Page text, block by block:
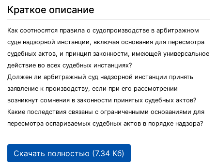
Краткое описание
Как соотносятся правила о судопроизводстве в арбитражном
суде надзорной инстанции, включая основания для пересмотра
судебных актов, и принцип законности, имеющей универсальное
действие во всех судебных инстанциях?
Должен ли арбитражный суд надзорной инстанции принять
заявление к производству, если при его рассмотрении
возникнут сомнения в законности принятых судебных актов?
Какие последствия связаны с ограниченными основаниями для
пересмотра оспариваемых судебных актов в порядке надзора?
Скачать полностью (7.34 Кб)